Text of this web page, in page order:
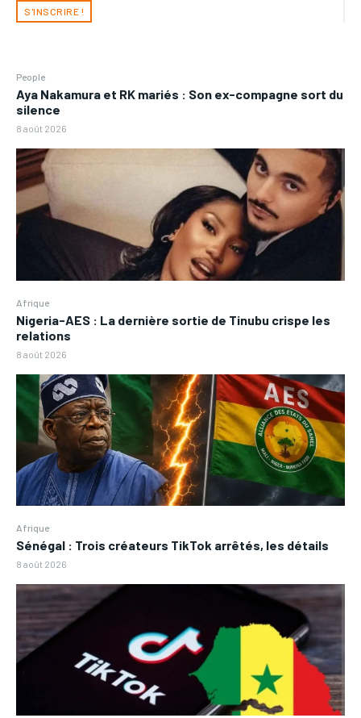
S'INSCRIRE !
People
Aya Nakamura et RK mariés : Son ex-compagne sort du
silence
8 août 2026
Afrique
Nigeria-AES : La dernière sortie de Tinubu crispe les
relations
8 août 2026
Afrique
Sénégal : Trois créateurs TikTok arrêtés, les détails
8 août 2026